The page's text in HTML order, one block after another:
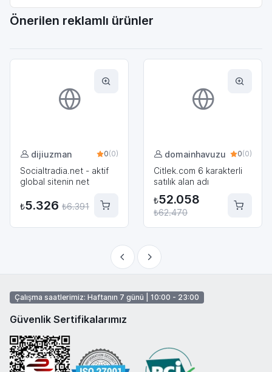
Önerilen reklamlı ürünler
dijiuzman 0(0)
Socialtradia.net - aktif
global sitenin net
₺5.326 ₺6.391
domainhavuzu 0(0)
Citlek.com 6 karakterli
satılık alan adı
₺52.058
₺62.470
Çalışma saatlerimiz: Haftanın 7 günü | 10:00 - 23:00
Güvenlik Sertifikalarımız